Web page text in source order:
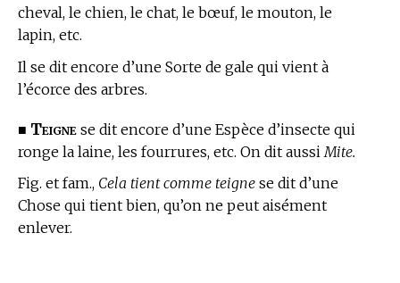
cheval, le chien, le chat, le bœuf, le mouton, le
lapin, etc.
Il se dit encore d’une Sorte de gale qui vient à
l’écorce des arbres.
■ Teigne se dit encore d’une Espèce d’insecte qui
ronge la laine, les fourrures, etc. On dit aussi Mite.
Fig. et fam., Cela tient comme teigne se dit d’une
Chose qui tient bien, qu’on ne peut aisément
enlever.